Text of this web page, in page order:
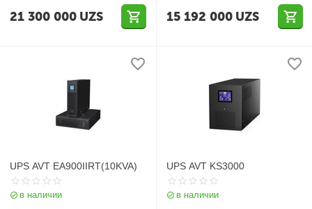
21 300 000 UZS 15 192 000 UZS
UPS AVT EA900IIRT(10KVA)
в наличии
UPS AVT KS3000
в наличии